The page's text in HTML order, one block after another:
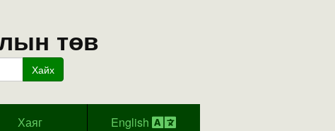
төв
Хайх
Хаяг English